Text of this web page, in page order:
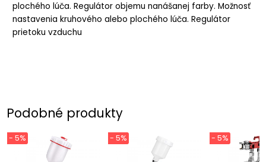
plochého lúča. Regulátor objemu nanášanej farby. Možnosť
nastavenia kruhového alebo plochého lúča. Regulátor
prietoku vzduchu
Podobné produkty
- 5% - 5% - 5%